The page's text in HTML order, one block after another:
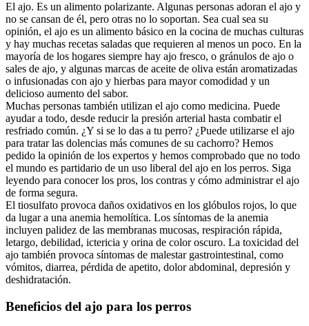
El ajo. Es un alimento polarizante. Algunas personas adoran el ajo y
no se cansan de él, pero otras no lo soportan. Sea cual sea su
opinión, el ajo es un alimento básico en la cocina de muchas culturas
y hay muchas recetas saladas que requieren al menos un poco. En la
mayoría de los hogares siempre hay ajo fresco, o gránulos de ajo o
sales de ajo, y algunas marcas de aceite de oliva están aromatizadas
o infusionadas con ajo y hierbas para mayor comodidad y un
delicioso aumento del sabor.
Muchas personas también utilizan el ajo como medicina. Puede
ayudar a todo, desde reducir la presión arterial hasta combatir el
resfriado común. ¿Y si se lo das a tu perro? ¿Puede utilizarse el ajo
para tratar las dolencias más comunes de su cachorro? Hemos
pedido la opinión de los expertos y hemos comprobado que no todo
el mundo es partidario de un uso liberal del ajo en los perros. Siga
leyendo para conocer los pros, los contras y cómo administrar el ajo
de forma segura.
El tiosulfato provoca daños oxidativos en los glóbulos rojos, lo que
da lugar a una anemia hemolítica. Los síntomas de la anemia
incluyen palidez de las membranas mucosas, respiración rápida,
letargo, debilidad, ictericia y orina de color oscuro. La toxicidad del
ajo también provoca síntomas de malestar gastrointestinal, como
vómitos, diarrea, pérdida de apetito, dolor abdominal, depresión y
deshidratación.
Beneficios del ajo para los perros